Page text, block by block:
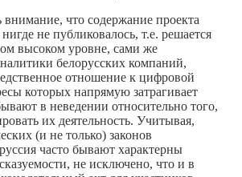
внимание, что содержание проекта
не публиковалось, т.е. решается
высоком уровне, сами же
белорусских компаний,
отношение к цифровой
которых напрямую затрагивает
в неведении относительно того,
их деятельность. Учитывая,
(и не только) законов
часто бывают характерны
не исключено, что и в